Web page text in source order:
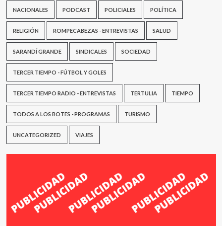
NACIONALES PODCAST POLICIALES POLÍTICA
RELIGIÓN ROMPECABEZAS - ENTREVISTAS SALUD
SARANDÍ GRANDE SINDICALES SOCIEDAD
TERCER TIEMPO - FÚTBOL Y GOLES
TERCER TIEMPO RADIO - ENTREVISTAS TERTULIA TIEMPO
TODOS A LOS BOTES - PROGRAMAS TURISMO
UNCATEGORIZED VIAJES